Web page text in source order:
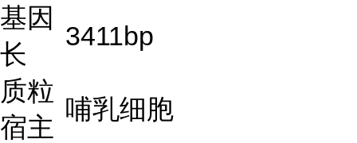
基因
长
3411bp
质粒
宿主
哺乳细胞